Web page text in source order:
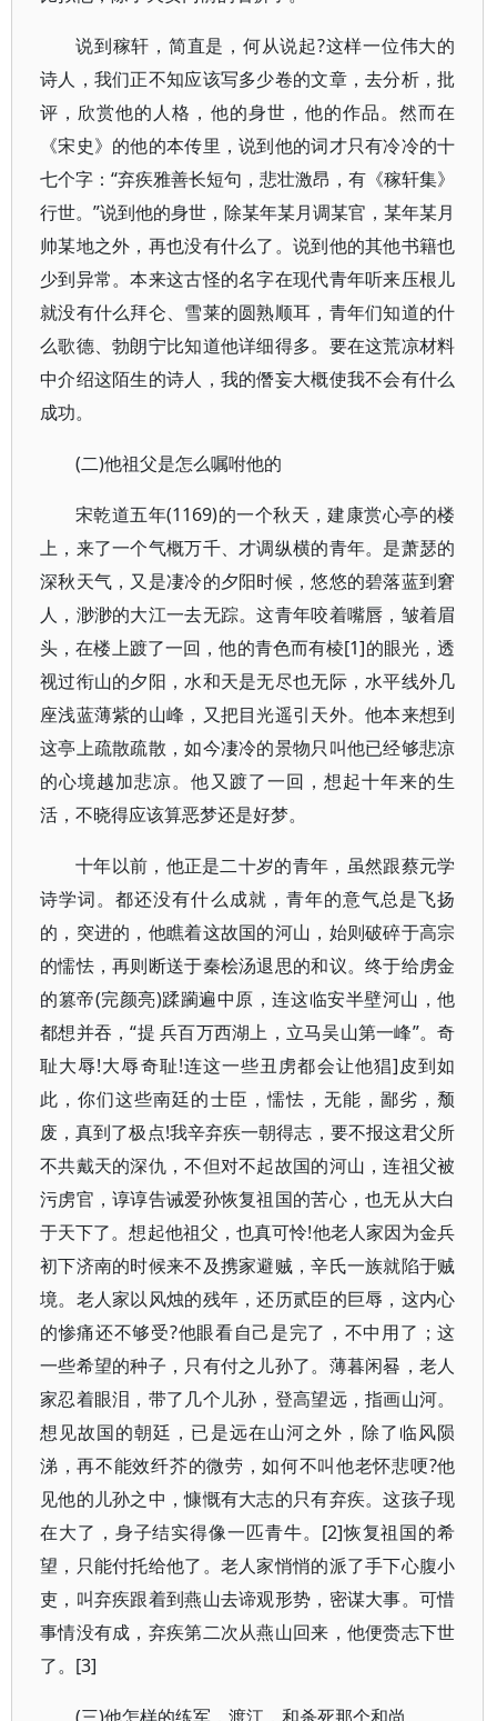
说到稼轩，简直是，何从说起?这样一位伟大的
诗人，我们正不知应该写多少卷的文章，去分析，批
评，欣赏他的人格，他的身世，他的作品。然而在
《宋史》的他的本传里，说到他的词才只有冷冷的十
七个字：“弃疾雅善长短句，悲壮激昂，有《稼轩集》
行世。”说到他的身世，除某年某月调某官，某年某月
帅某地之外，再也没有什么了。说到他的其他书籍也
少到异常。本来这古怪的名字在现代青年听来压根儿
就没有什么拜仑、雪莱的圆熟顺耳，青年们知道的什
么歌德、勃朗宁比知道他详细得多。要在这荒凉材料
中介绍这陌生的诗人，我的僭妄大概使我不会有什么
成功。
(二)他祖父是怎么嘱咐他的
宋乾道五年(1169)的一个秋天，建康赏心亭的楼
上，来了一个气概万千、才调纵横的青年。是萧瑟的
深秋天气，又是凄冷的夕阳时候，悠悠的碧落蓝到窘
人，渺渺的大江一去无踪。这青年咬着嘴唇，皱着眉
头，在楼上踱了一回，他的青色而有棱[1]的眼光，透
视过衔山的夕阳，水和天是无尽也无际，水平线外几
座浅蓝薄紫的山峰，又把目光遥引天外。他本来想到
这亭上疏散疏散，如今凄冷的景物只叫他已经够悲凉
的心境越加悲凉。他又踱了一回，想起十年来的生
活，不晓得应该算恶梦还是好梦。
十年以前，他正是二十岁的青年，虽然跟蔡元学
诗学词。都还没有什么成就，青年的意气总是飞扬
的，突进的，他瞧着这故国的河山，始则破碎于高宗
的懦怯，再则断送于秦桧汤退思的和议。终于给虏金
的篡帝(完颜亮)蹂躏遍中原，连这临安半壁河山，他
都想并吞，“提 兵百万西湖上，立马吴山第一峰”。奇
耻大辱!大辱奇耻!连这一些丑虏都会让他猖]皮到如
此，你们这些南廷的士臣，懦怯，无能，鄙劣，颓
废，真到了极点!我辛弃疾一朝得志，要不报这君父所
不共戴天的深仇，不但对不起故国的河山，连祖父被
污虏官，谆谆告诫爱孙恢复祖国的苦心，也无从大白
于天下了。想起他祖父，也真可怜!他老人家因为金兵
初下济南的时候来不及携家避贼，辛氏一族就陷于贼
境。老人家以风烛的残年，还历贰臣的巨辱，这内心
的惨痛还不够受?他眼看自己是完了，不中用了；这
一些希望的种子，只有付之儿孙了。薄暮闲晷，老人
家忍着眼泪，带了几个儿孙，登高望远，指画山河。
想见故国的朝廷，已是远在山河之外，除了临风陨
涕，再不能效纤芥的微劳，如何不叫他老怀悲哽?他
见他的儿孙之中，慷慨有大志的只有弃疾。这孩子现
在大了，身子结实得像一匹青牛。[2]恢复祖国的希
望，只能付托给他了。老人家悄悄的派了手下心腹小
吏，叫弃疾跟着到燕山去谛观形势，密谋大事。可惜
事情没有成，弃疾第二次从燕山回来，他便赍志下世
了。[3]